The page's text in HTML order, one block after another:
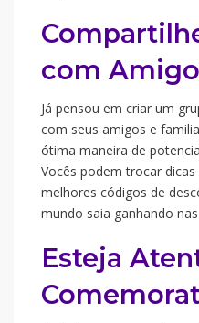
com
Já pensou em criar um
com seus amigos e
ótima maneira de
Vocês podem trocar
melhores códigos de
mundo saia ganhando
Esteja